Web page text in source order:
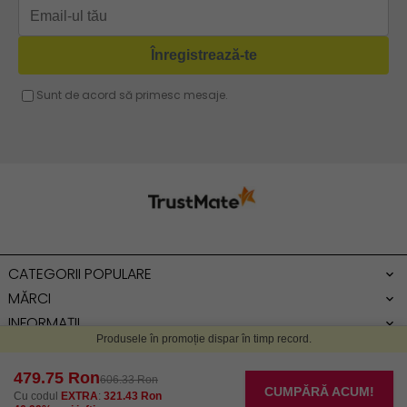
Geanta tip sac
Geanta umar dama casual
Genti dama office
Geanta de umar
Geanta gri
CATEGORII POPULARE
MĂRCI
INFORMAȚII
SERVICIU CLIENȚI
ZONA CLIENTULUI
DESPRE NOI